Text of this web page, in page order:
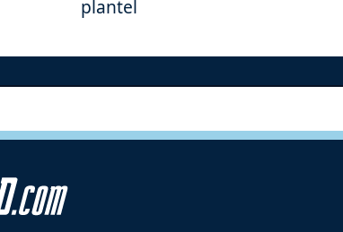
plantel